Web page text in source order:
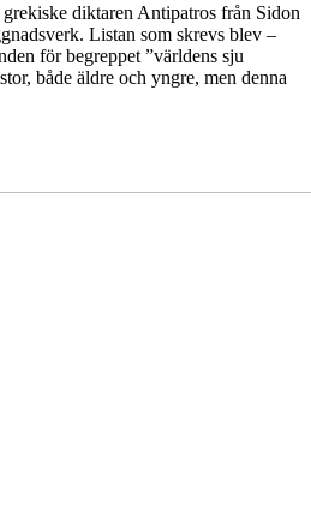
diktaren Antipatros från Sidon
Listan som skrevs blev –
för begreppet ”världens sju
både äldre och yngre, men denna